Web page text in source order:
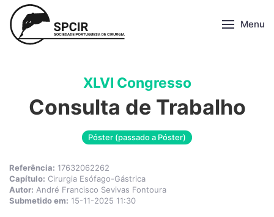
Menu
XLVI Congresso
Consulta de Trabalho
Póster (passado a Póster)
Referência: 17632062262
Capítulo: Cirurgia Esófago-Gástrica
Autor: André Francisco Sevivas Fontoura
Submetido em: 15-11-2025 11:30